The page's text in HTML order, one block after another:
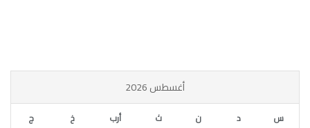
أغسطس 2026
س د ن ث أرب خ ج